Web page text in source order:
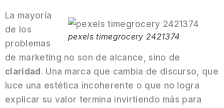
pexels timegrocery 2421374
La mayoría
de los
problemas
de marketing no son de alcance, sino de
claridad . Una marca que cambia de discurso, que
luce una estética incoherente o que no logra
explicar su valor termina invirtiendo más para